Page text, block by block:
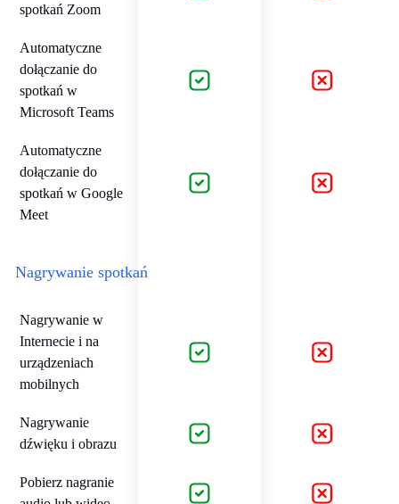
spotkań Zoom
Automatyczne
dołączanie do
spotkań w
Microsoft Teams
Automatyczne
dołączanie do
spotkań w Google
Meet
Nagrywanie spotkań
Nagrywanie w
Internecie i na
urządzeniach
mobilnych
Nagrywanie
dźwięku i obrazu
Pobierz nagranie